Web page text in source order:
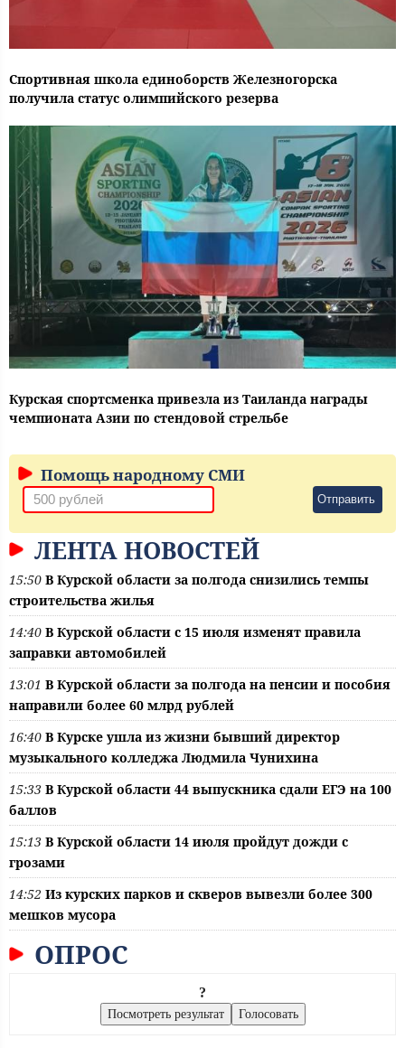
Спортивная школа единоборств Железногорска
получила статус олимпийского резерва
Курская спортсменка привезла из Таиланда награды
чемпионата Азии по стендовой стрельбе
Помощь народному СМИ
Отправить
ЛЕНТА НОВОСТЕЙ
15:50 В Курской области за полгода снизились темпы
строительства жилья
14:40 В Курской области с 15 июля изменят правила
заправки автомобилей
13:01 В Курской области за полгода на пенсии и пособия
направили более 60 млрд рублей
16:40 В Курске ушла из жизни бывший директор
музыкального колледжа Людмила Чунихина
15:33 В Курской области 44 выпускника сдали ЕГЭ на 100
баллов
15:13 В Курской области 14 июля пройдут дожди с
грозами
14:52 Из курских парков и скверов вывезли более 300
мешков мусора
ОПРОС
?